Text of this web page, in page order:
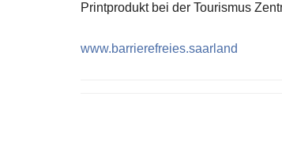
Printprodukt bei der Tourismus
www.barrierefreies.saarland